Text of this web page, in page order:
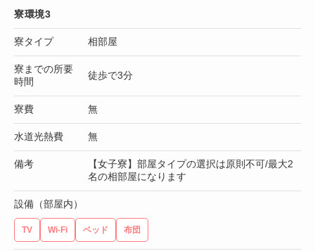
寮環境3
寮タイプ 相部屋
寮までの所要
時間
徒歩で3分
寮費 無
水道光熱費 無
備考
【女子寮】部屋タイプの選択は原則不可/最大2
名の相部屋になります
設備（部屋内）
TV Wi-Fi ベッド 布団